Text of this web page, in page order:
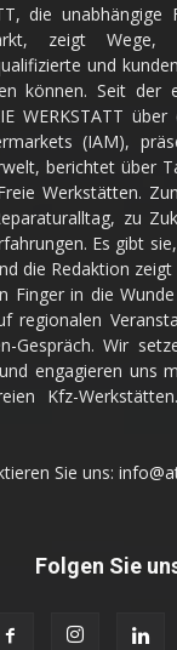
die
zeigt
und
können. Seit der
WERKSTATT
(IAM),
berichtet über
Werkstätten.
zu
Es gibt
die Redaktion
Finger in die
regionalen
Gespräch. Wir
engagieren uns
Kfz-
Sie uns:
Folgen Sie